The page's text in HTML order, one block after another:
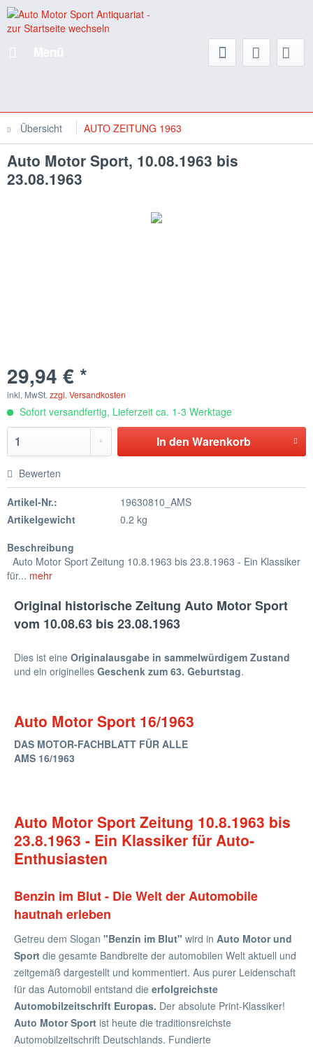
Übersicht AUTO ZEITUNG 1963
Auto Motor Sport, 10.08.1963 bis
23.08.1963
29,94 € *
inkl. MwSt. zzgl. Versandkosten
Sofort versandfertig, Lieferzeit ca. 1-3 Werktage
In den Warenkorb
Bewerten
Artikel-Nr.:
19630810_AMS
Artikelgewicht
0.2 kg
Beschreibung
Auto Motor Sport Zeitung 10.8.1963 bis 23.8.1963 - Ein Klassiker
für... mehr
Original historische Zeitung Auto Motor Sport
vom 10.08.63 bis 23.08.1963
Dies ist eine Originalausgabe in sammelwürdigem Zustand
und ein originelles Geschenk zum 63. Geburtstag.
Auto Motor Sport 16/1963
DAS MOTOR-FACHBLATT FÜR ALLE
AMS 16/1963
Auto Motor Sport Zeitung 10.8.1963 bis
23.8.1963 - Ein Klassiker für Auto-
Enthusiasten
Benzin im Blut - Die Welt der Automobile
hautnah erleben
Getreu dem Slogan "Benzin im Blut" wird in Auto Motor und
Sport die gesamte Bandbreite der automobilen Welt aktuell und
zeitgemäß dargestellt und kommentiert. Aus purer Leidenschaft
für das Automobil entstand die erfolgreichste
Automobilzeitschrift Europas. Der absolute Print-Klassiker!
Auto Motor Sport ist heute die traditionsreichste
Automobilzeitschrift Deutschlands. Fundierte